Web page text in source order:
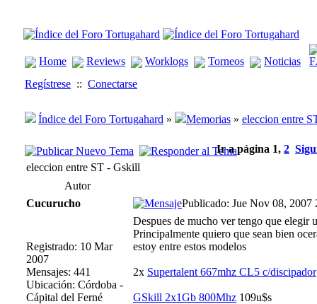
Home Reviews Worklogs Torneos
Noticias
Regístrese :: Conectarse
Índice del Foro Tortugahard » Memorias » eleccion entre
Ir a página 1, 2
eleccion entre ST - Gskill
Autor
Cucurucho
Publicado: Jue Nov 08, 2007
Registrado: 10 Mar
2007
Mensajes: 441
Ubicación: Córdoba -
Cápital del Ferné
Despues de mucho ver tengo que elegir
Principalmente quiero que sean bien
estoy entre estos modelos
2x Supertalent 667mhz CL5 c/discipador
GSkill 2x1Gb 800Mhz 109u$s